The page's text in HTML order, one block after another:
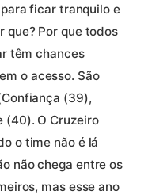
ficar tranquilo e
que? Por que todos
têm chances
o acesso. São
(39),
(40). O Cruzeiro
o time não é lá
não chega entre os
mas esse ano